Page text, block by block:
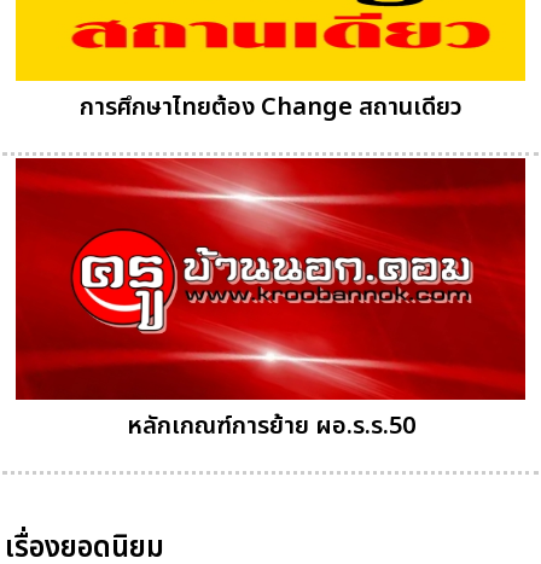
การศึกษาไทยต้อง Change สถานเดียว
หลักเกณฑ์การย้าย ผอ.ร.ร.50
เรื่องยอดนิยม